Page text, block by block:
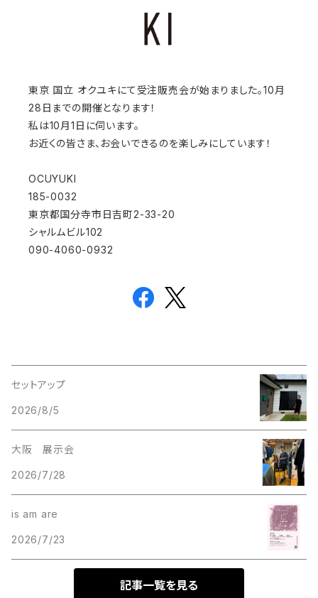
東京 国立 オクユキにて受注販売会が始まりました。10月
28日までの開催となります！
私は10月1日に伺います。
お近くの皆さま、お会いできるのを楽しみにしています！
OCUYUKI
185-0032
東京都国分寺市日吉町2-33-20
シャルムビル102
090-4060-0932
セットアップ
2026/8/5
大阪 展示会
2026/7/28
is am are
2026/7/23
記事一覧を見る